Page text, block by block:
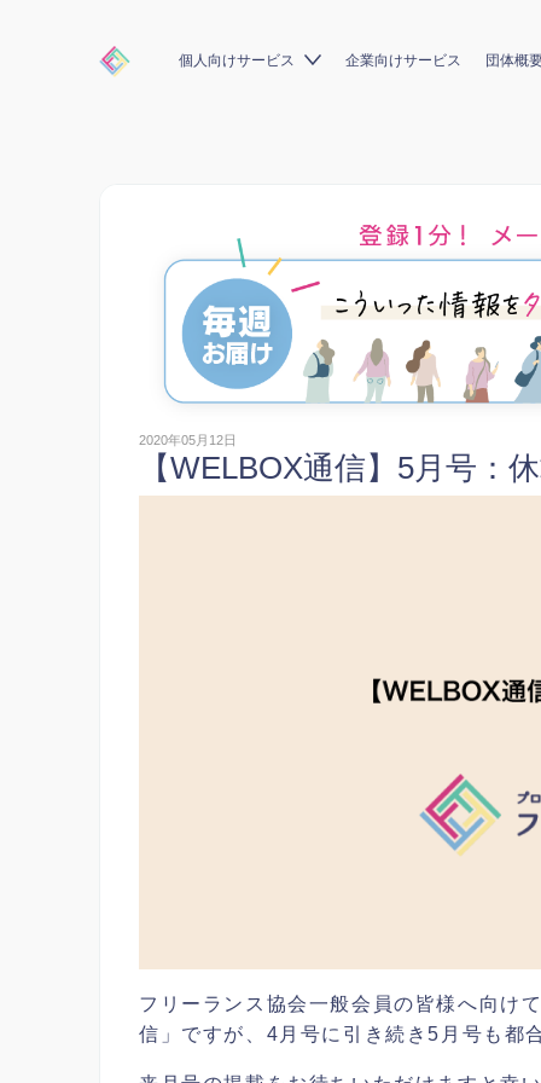
個人向けサービス 企業向けサービス 団体概
2020年05月12日
【WELBOX通信】5月号：
フリーランス協会一般会員の皆様へ向け
信」ですが、4月号に引き続き5月号も都